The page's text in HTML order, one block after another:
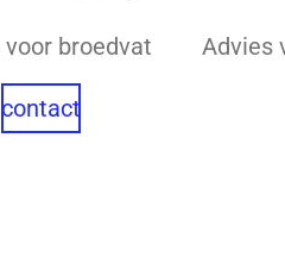
broedvat Advies
contact